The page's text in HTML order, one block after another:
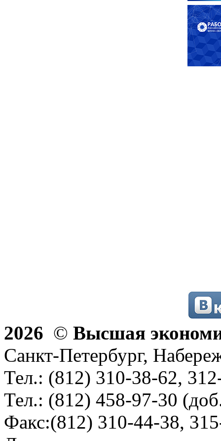
2026 © Высшая
Санкт-Петербург,
Тел.: (812) 310-38-62,
Тел.: (812) 458-97-30
Факс:(812) 310-44-38,